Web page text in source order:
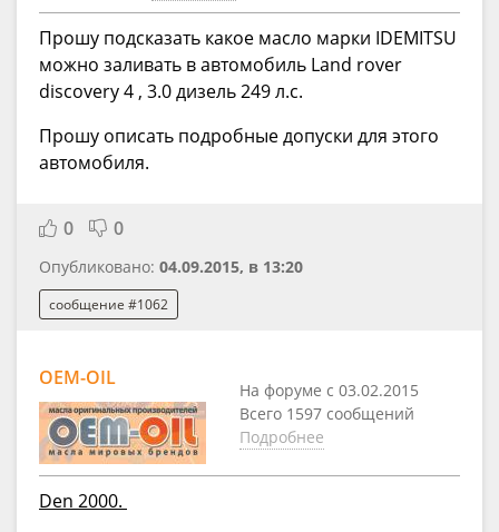
Прошу подсказать какое масло марки IDEMITSU
можно заливать в автомобиль Land rover
discovery 4 , 3.0 дизель 249 л.с.
Прошу описать подробные допуски для этого
автомобиля.
0 0
Опубликовано: 04.09.2015, в 13:20
сообщение #1062
OEM-OIL
На форуме с 03.02.2015
Всего 1597 сообщений
Подробнее
Den 2000.